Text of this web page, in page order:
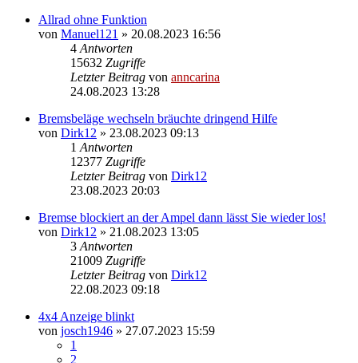
Allrad ohne Funktion
von Manuel121 » 20.08.2023 16:56
4 Antworten
15632 Zugriffe
Letzter Beitrag von anncarina
24.08.2023 13:28
Bremsbeläge wechseln bräuchte dringend Hilfe
von Dirk12 » 23.08.2023 09:13
1 Antworten
12377 Zugriffe
Letzter Beitrag von Dirk12
23.08.2023 20:03
Bremse blockiert an der Ampel dann lässt Sie wieder los!
von Dirk12 » 21.08.2023 13:05
3 Antworten
21009 Zugriffe
Letzter Beitrag von Dirk12
22.08.2023 09:18
4x4 Anzeige blinkt
von josch1946 » 27.07.2023 15:59
1
2